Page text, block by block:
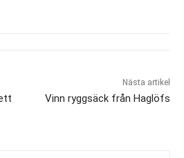
Nästa artikel
Vinn ryggsäck från Haglöfs